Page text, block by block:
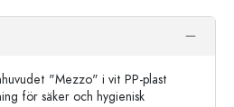
"Mezzo" i vit PP-plast
för säker och hygienisk